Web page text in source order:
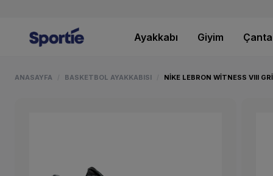
Ayakkabı Giyim Çanta
ANASAYFA BASKETBOL AYAKKABISI NIKE LEBRON WITNESS VIII